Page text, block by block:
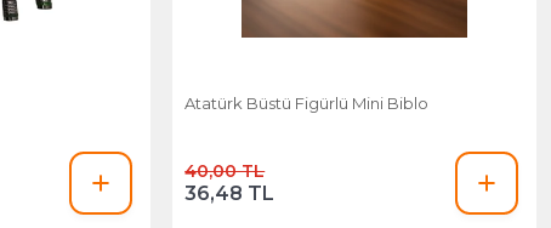
Atatürk Büstü Figürlü Mini Biblo
40,00 TL
36,48 TL